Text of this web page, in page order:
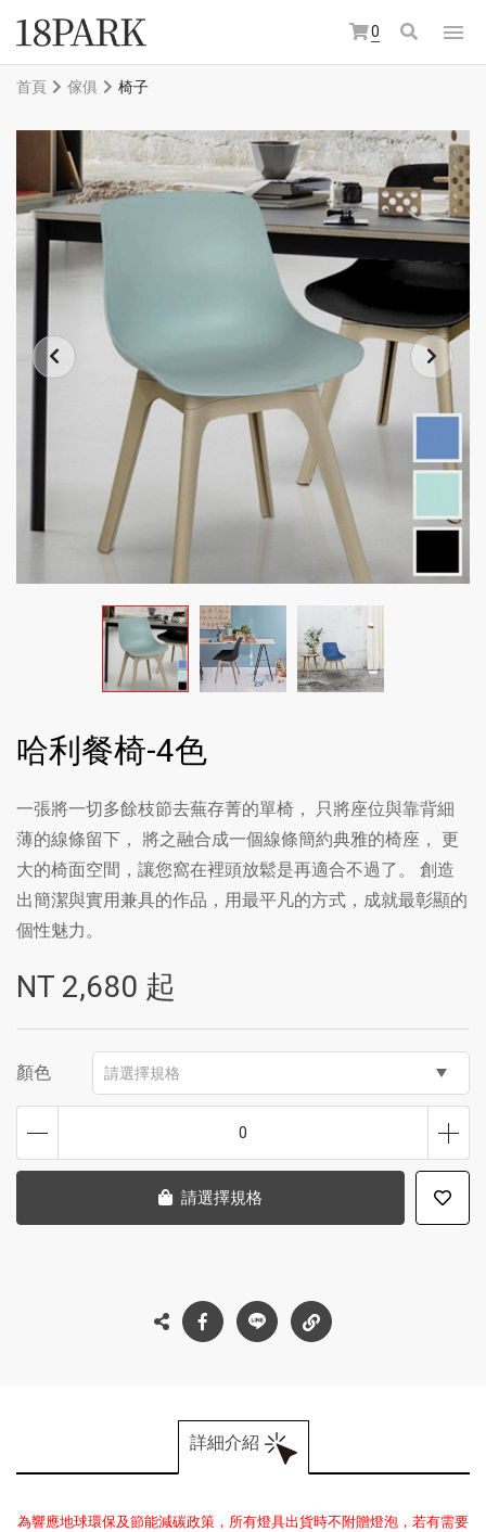
0
首頁 傢俱 椅子
哈利餐椅-4色
一張將一切多餘枝節去蕪存菁的單椅， 只將座位與靠背細
薄的線條留下， 將之融合成一個線條簡約典雅的椅座， 更
大的椅面空間，讓您窩在裡頭放鬆是再適合不過了。 創造
出簡潔與實用兼具的作品，用最平凡的方式，成就最彰顯的
個性魅力。
NT 2,680 起
顏色 請選擇規格
0
請選擇規格
詳細介紹
為響應地球環保及節能減碳政策，所有燈具出貨時不附贈燈泡，若有需要